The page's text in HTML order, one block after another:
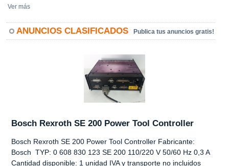
Ver más
ANUNCIOS CLASIFICADOS Publica tus anuncios gratis!
Bosch Rexroth SE 200 Power Tool Controller
Bosch Rexroth SE 200 Power Tool Controller Fabricante:
Bosch TYP: 0 608 830 123 SE 200 110/220 V 50/60 Hz 0,3 A
Cantidad disponible: 1 unidad IVA y transporte no incluidos